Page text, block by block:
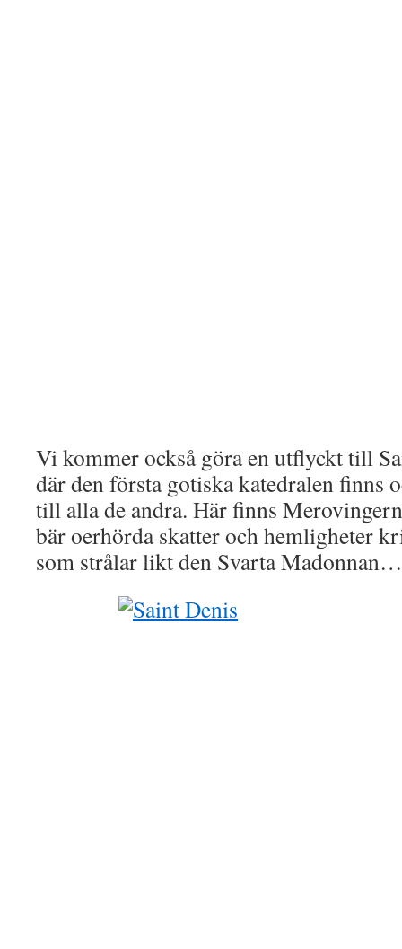
Vi kommer också göra en utflyckt till
där den första gotiska katedralen finns
till alla de andra. Här finns
bär oerhörda skatter och hemligheter
som strålar likt den Svarta Madonnan…